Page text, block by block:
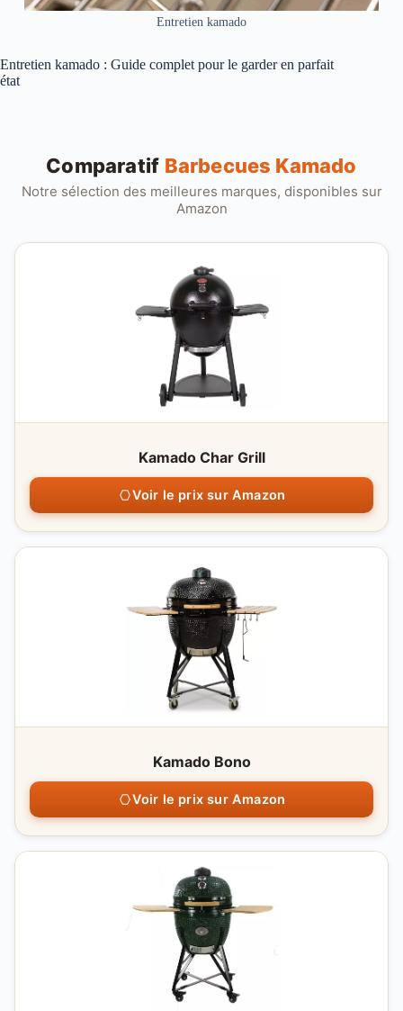
Entretien kamado
Entretien kamado : Guide complet pour le garder en parfait
état
Comparatif Barbecues Kamado
Notre sélection des meilleures marques, disponibles sur
Amazon
Kamado Char Grill
Voir le prix sur Amazon
Kamado Bono
Voir le prix sur Amazon